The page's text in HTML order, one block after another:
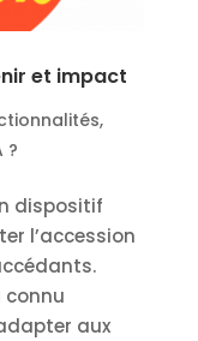
et impact
,
?
dispositif
l’accession
connu
aux